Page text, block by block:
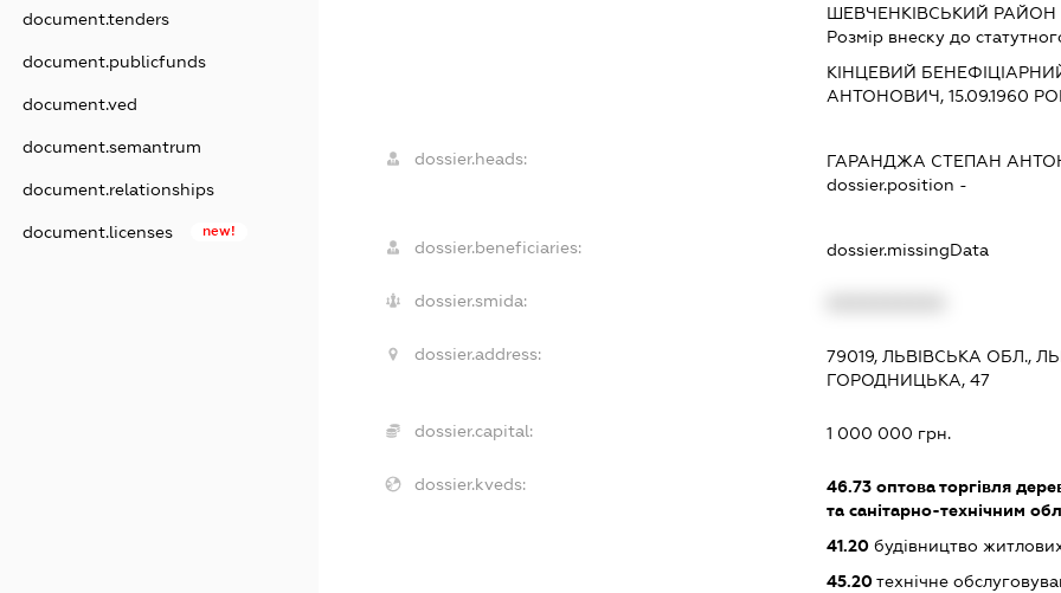
document.tenders
document.publicfunds
document.ved
document.semantrum
document.relationships
document.licenses new!
ШЕВЧЕНКІВСЬКИЙ РАЙОН
Розмір внеску до
КІНЦЕВИЙ
АНТОНОВИЧ, 15.09.1960
dossier.heads: ГАРАНДЖА СТЕПАН
dossier.position -
dossier.beneficiaries: dossier.missingData
dossier.smida:
dossier.address:
79019, ЛЬВІВСЬКА ОБЛ.,
ГОРОДНИЦЬКА, 47
dossier.capital: 1 000 000 грн.
dossier.kveds: 46.73оптова торгівля
та санітарно-технічним
41.20будівництво
45.20технічне